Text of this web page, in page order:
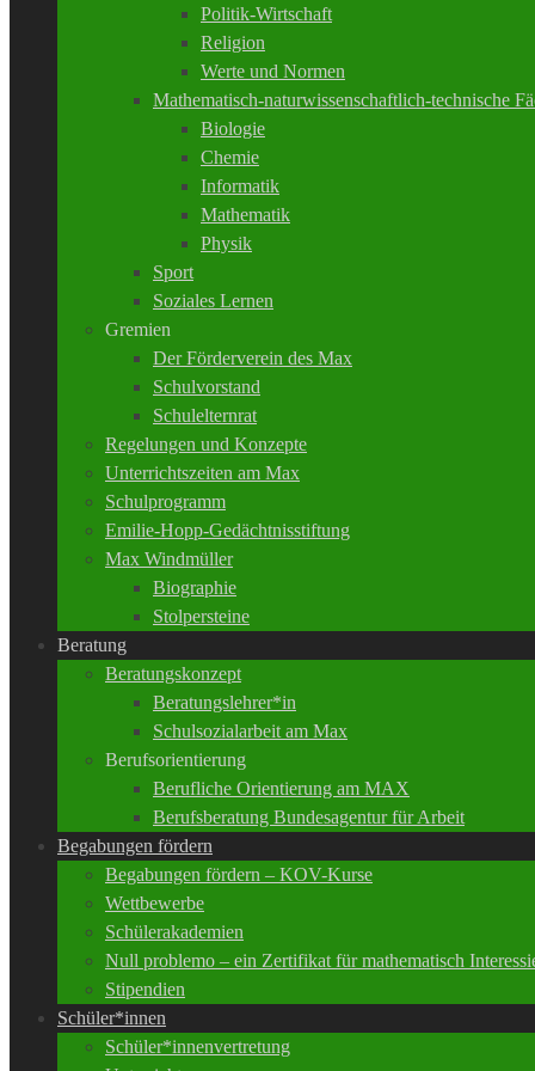
Politik-Wirtschaft
Religion
Werte und Normen
Mathematisch-naturwissenschaftlich-technische
Biologie
Chemie
Informatik
Mathematik
Physik
Sport
Soziales Lernen
Gremien
Der Förderverein des Max
Schulvorstand
Schulelternrat
Regelungen und Konzepte
Unterrichtszeiten am Max
Schulprogramm
Emilie-Hopp-Gedächtnisstiftung
Max Windmüller
Biographie
Stolpersteine
Beratung
Beratungskonzept
Beratungslehrer*in
Schulsozialarbeit am Max
Berufsorientierung
Berufliche Orientierung am MAX
Berufsberatung Bundesagentur für Arbeit
Begabungen fördern
Begabungen fördern – KOV-Kurse
Wettbewerbe
Schülerakademien
Null problemo – ein Zertifikat für mathematisch
Stipendien
Schüler*innen
Schüler*innenvertretung